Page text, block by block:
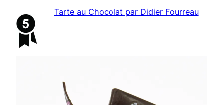
Tarte au Chocolat par Didier Fourreau